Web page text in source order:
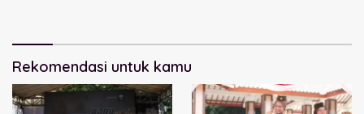
Rekomendasi untuk kamu